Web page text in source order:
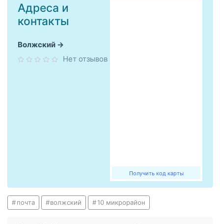
Получить код карты
Адреса и
контакты
Волжский
Нет отзывов
почта волжский 10 микрорайон